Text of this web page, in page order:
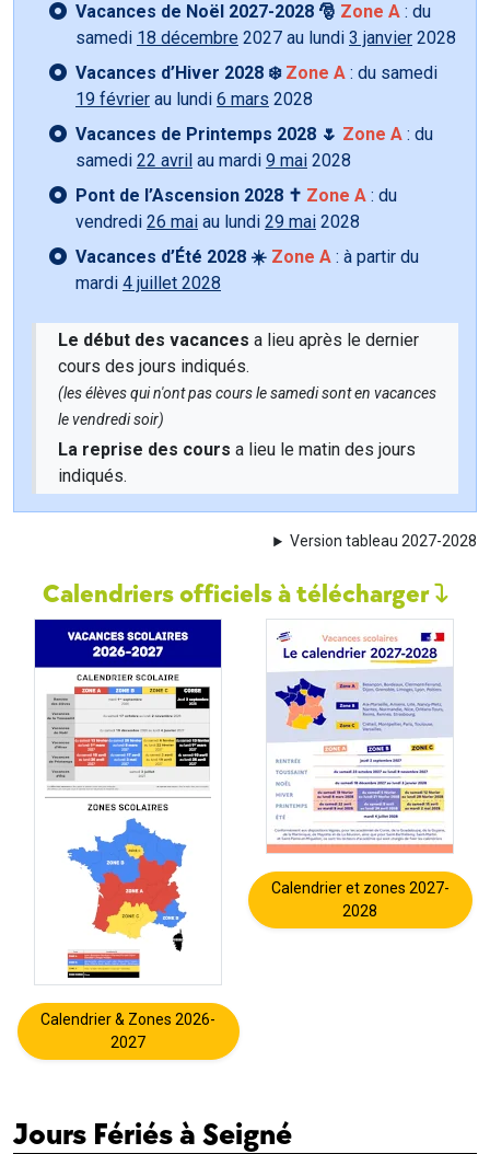
Vacances de Noël 2027-2028 🎅 Zone A : du
samedi 18 décembre 2027 au lundi 3 janvier 2028
Vacances d’Hiver 2028 ❄️ Zone A : du samedi
19 février au lundi 6 mars 2028
Vacances de Printemps 2028 🌷 Zone A : du
samedi 22 avril au mardi 9 mai 2028
Pont de l’Ascension 2028 ✝️ Zone A : du
vendredi 26 mai au lundi 29 mai 2028
Vacances d’Été 2028 ☀️ Zone A : à partir du
mardi 4 juillet 2028
Le début des vacances a lieu après le dernier
cours des jours indiqués.
(les élèves qui n'ont pas cours le samedi sont en vacances
le vendredi soir)
La reprise des cours a lieu le matin des jours
indiqués.
Version tableau 2027-2028
Calendriers officiels à télécharger
Calendrier & Zones 2026-
2027
Calendrier et zones 2027-
2028
Jours Fériés à Seigné